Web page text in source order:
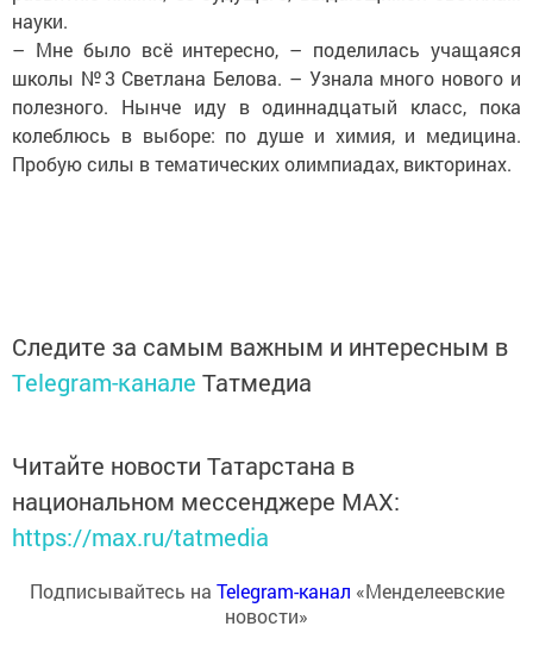
науки.
– Мне было всё интересно, – поделилась учащаяся
школы №3 Светлана Белова. – Узнала много нового и
полезного. Нынче иду в одиннадцатый класс, пока
колеблюсь в выборе: по душе и химия, и медицина.
Пробую силы в тематических олимпиадах, викторинах.
Следите за самым важным и интересным в
Telegram-канале Татмедиа
Читайте новости Татарстана в
национальном мессенджере MАХ:
https://max.ru/tatmedia
Подписывайтесь на Telegram-канал «Менделеевские
новости»